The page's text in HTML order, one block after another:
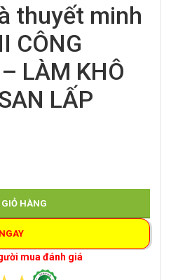
thuyết minh
CÔNG
LÀM KHÔ
LẤP
HÀNG
mua đánh giá